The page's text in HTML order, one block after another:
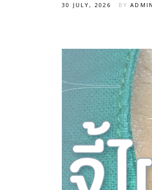
30 JULY, 2026 BYADMIN